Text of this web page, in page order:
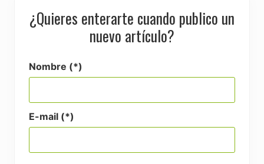
¿Quieres enterarte cuando publico un
nuevo artículo?
Nombre (*)
E-mail (*)